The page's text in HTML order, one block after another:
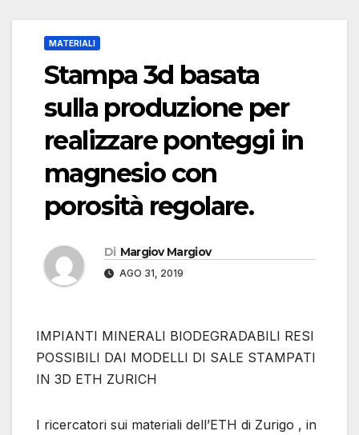
MATERIALI
Stampa 3d basata
sulla produzione per
realizzare ponteggi in
magnesio con
porosità regolare.
Di Margiov Margiov
AGO 31, 2019
IMPIANTI MINERALI BIODEGRADABILI RESI
POSSIBILI DAI MODELLI DI SALE STAMPATI
IN 3D ETH ZURICH
I ricercatori sui materiali dell’ETH di Zurigo , in